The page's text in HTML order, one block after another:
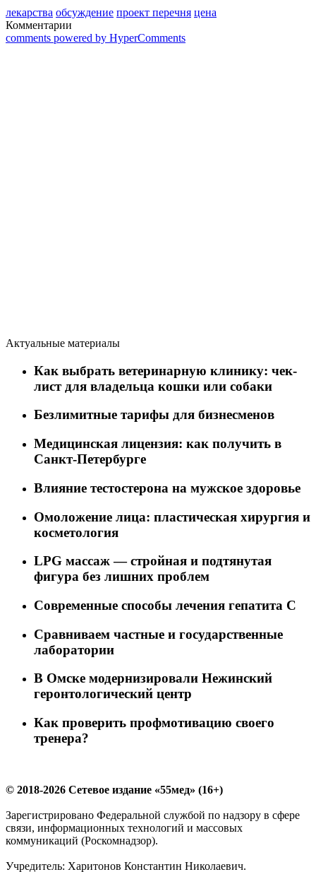
лекарства обсуждение проект перечня цена
Комментарии
comments powered by HyperComments
Актуальные материалы
Как выбрать ветеринарную клинику: чек-
лист для владельца кошки или собаки
Безлимитные тарифы для бизнесменов
Медицинская лицензия: как получить в
Санкт-Петербурге
Влияние тестостерона на мужское здоровье
Омоложение лица: пластическая хирургия и
косметология
LPG массаж — стройная и подтянутая
фигура без лишних проблем
Современные способы лечения гепатита С
Сравниваем частные и государственные
лаборатории
В Омске модернизировали Нежинский
геронтологический центр
Как проверить профмотивацию своего
тренера?
© 2018-2026 Сетевое издание «55мед» (16+)
Зарегистрировано Федеральной службой по надзору в сфере
связи, информационных технологий и массовых
коммуникаций (Роскомнадзор).
Учредитель: Харитонов Константин Николаевич.